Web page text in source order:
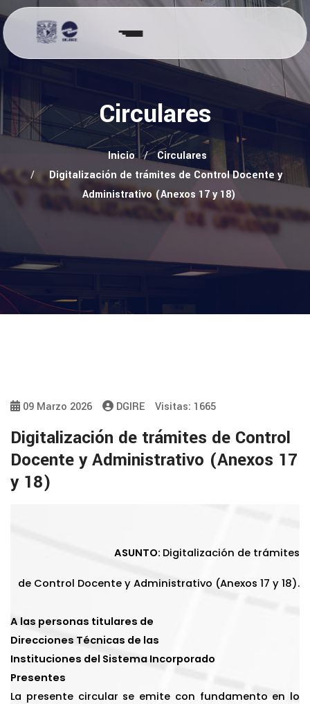
Circulares
Inicio
Circulares
Digitalización de trámites de Control Docente y
Administrativo (Anexos 17 y 18)
09 Marzo 2026 DGIRE Visitas: 1665
Digitalización de trámites de Control
Docente y Administrativo (Anexos 17
y 18)
ASUNTO: Digitalización de trámites
de Control Docente y Administrativo (Anexos 17 y 18).
A las personas titulares de
Direcciones Técnicas de las
Instituciones del Sistema Incorporado
Presentes
La presente circular se emite con fundamento en lo